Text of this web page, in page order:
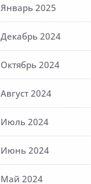
Январь 2025
Декабрь 2024
Октябрь 2024
Август 2024
Июль 2024
Июнь 2024
Май 2024